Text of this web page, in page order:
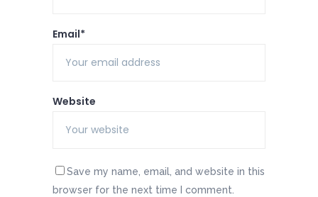
Email*
Website
Save my name, email, and website in this
browser for the next time I comment.